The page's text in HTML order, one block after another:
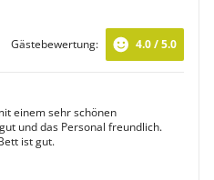
Gästebewertung: 4.0 / 5.0
einem sehr schönen
und das Personal freundlich.
ist gut.